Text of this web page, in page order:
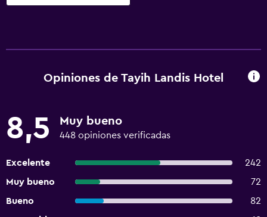
Opiniones de Tayih Landis Hotel
8,5 Muy bueno
448 opiniones verificadas
Excelente
242
Muy bueno
72
Bueno
82